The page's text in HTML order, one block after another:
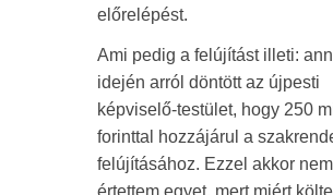
előrelépést.
Ami pedig a felújítást illeti:
idején arról döntött az újpesti
képviselő-testület, hogy 250
forinttal hozzájárul a
felújításához. Ezzel akkor nem
értettem egyet, mert miért